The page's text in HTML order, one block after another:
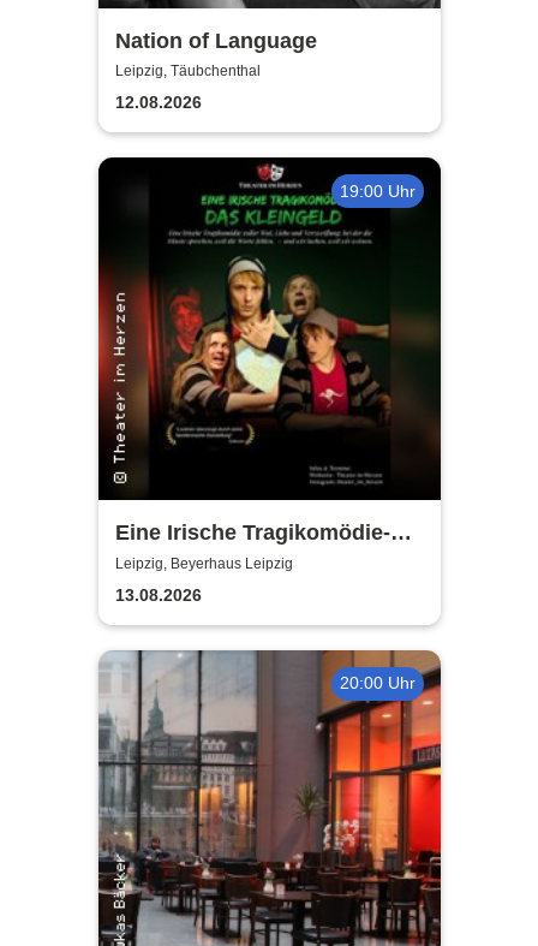
Nation of Language
Leipzig, Täubchenthal
12.08.2026
19:00 Uhr
Eine Irische Tragikomödie-
Das Kleingeld | Getreu dem
Motto: Wir lachen, weil wir
weinen
Leipzig, Beyerhaus Leipzig
13.08.2026
20:00 Uhr